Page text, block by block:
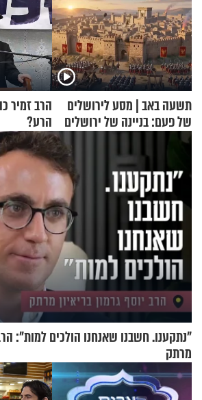
תשעה באב | מסע לירושלים
של פעם: בניינה של ירושלים
הרב זמיר
הרע?
"נתקענו. חשבנו שאנחנו הולכים למות":
מרתק